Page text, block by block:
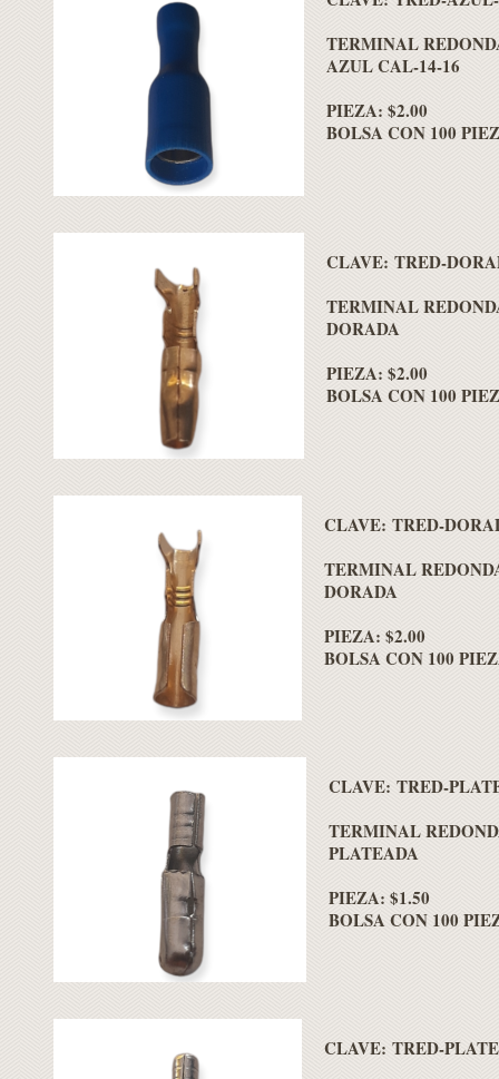
TERMINAL
AZUL CAL-14-16
PIEZA: $2.00
BOLSA CON 100
CLAVE: TRED-
TERMINAL
DORADA
PIEZA: $2.00
BOLSA CON 100
CLAVE: TRED-
TERMINAL
DORADA
PIEZA: $2.00
BOLSA CON 100
CLAVE: TRED-
TERMINAL
PLATEADA
PIEZA: $1.50
BOLSA CON 100
CLAVE: TRED-